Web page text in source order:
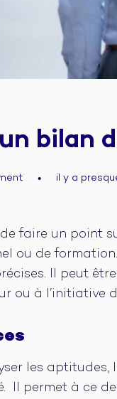
bilan
● il y a
faire un point
ou de
Il peut
ou à l’initiative
les
Il permet à ce